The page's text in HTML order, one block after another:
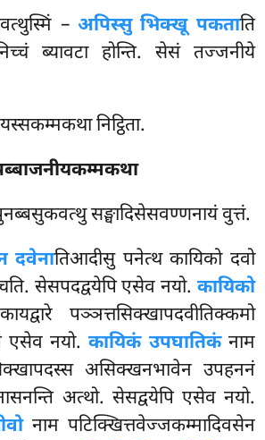
–अपिस्सु भिक्खू पकताति
ब्यावटा होन्ति. सेसं तज्जनीये
निट्ठिता.
सङ्घादिसेसवण्णनायं वुत्तं.
दवेनातिआदीसु पनेत्थ कायिको दवो
सेसपदद्वयेपि एसेव नयो. कायिको
पञ्ञत्तसिक्खापदवीतिक्कमो
एसेव नयो.कायिकं उपघातिकंनाम
असिक्खनभावेन उपहननं
अत्थो. सेसद्वयेपि एसेव नयो.
नाम पटिक्खित्तवेज्जकम्मादिवसेन